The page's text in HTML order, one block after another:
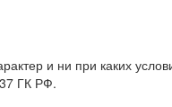
и ни при каких
ГК РФ.